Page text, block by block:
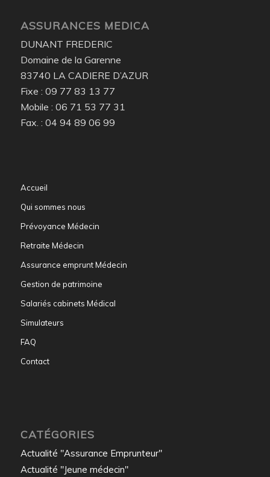
ASSURANCES MEDICA
DUNANT FREDERIC
Domaine de la Garenne
83740 LA CADIERE D’AZUR
Fixe : 09 77 83 13 77
Mobile : 06 71 53 77 31
Fax. : 04 94 89 06 99
Accueil
Qui sommes nous
Prévoyance Médecin
Retraite Médecin
Assurance emprunt Médecin
Gestion de patrimoine
Salariés cabinets Médical
Simulateurs
FAQ
Contact
CATÉGORIES
Actualité "Assurance Emprunteur"
Actualité "Jeune médecin"